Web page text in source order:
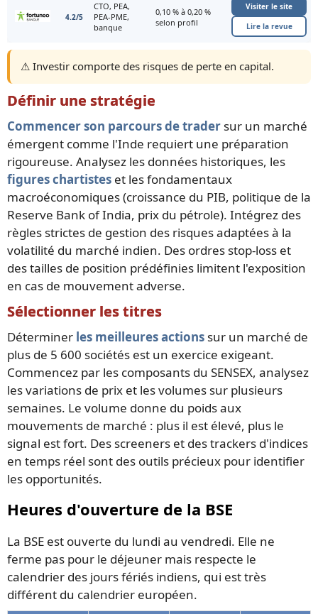
4.2/5
CTO, PEA,
PEA-PME,
banque
0,10 % à 0,20 %
selon profil
Visiter le site
Lire la revue
⚠️ Investir comporte des risques de perte en capital.
Définir une stratégie
Commencer son parcours de trader sur un marché
émergent comme l'Inde requiert une préparation
rigoureuse. Analysez les données historiques, les
figures chartistes et les fondamentaux
macroéconomiques (croissance du PIB, politique de la
Reserve Bank of India, prix du pétrole). Intégrez des
règles strictes de gestion des risques adaptées à la
volatilité du marché indien. Des ordres stop-loss et
des tailles de position prédéfinies limitent l'exposition
en cas de mouvement adverse.
Sélectionner les titres
Déterminer les meilleures actions sur un marché de
plus de 5 600 sociétés est un exercice exigeant.
Commencez par les composants du SENSEX, analysez
les variations de prix et les volumes sur plusieurs
semaines. Le volume donne du poids aux
mouvements de marché : plus il est élevé, plus le
signal est fort. Des screeners et des trackers d'indices
en temps réel sont des outils précieux pour identifier
les opportunités.
Heures d'ouverture de la BSE
La BSE est ouverte du lundi au vendredi. Elle ne
ferme pas pour le déjeuner mais respecte le
calendrier des jours fériés indiens, qui est très
différent du calendrier européen.